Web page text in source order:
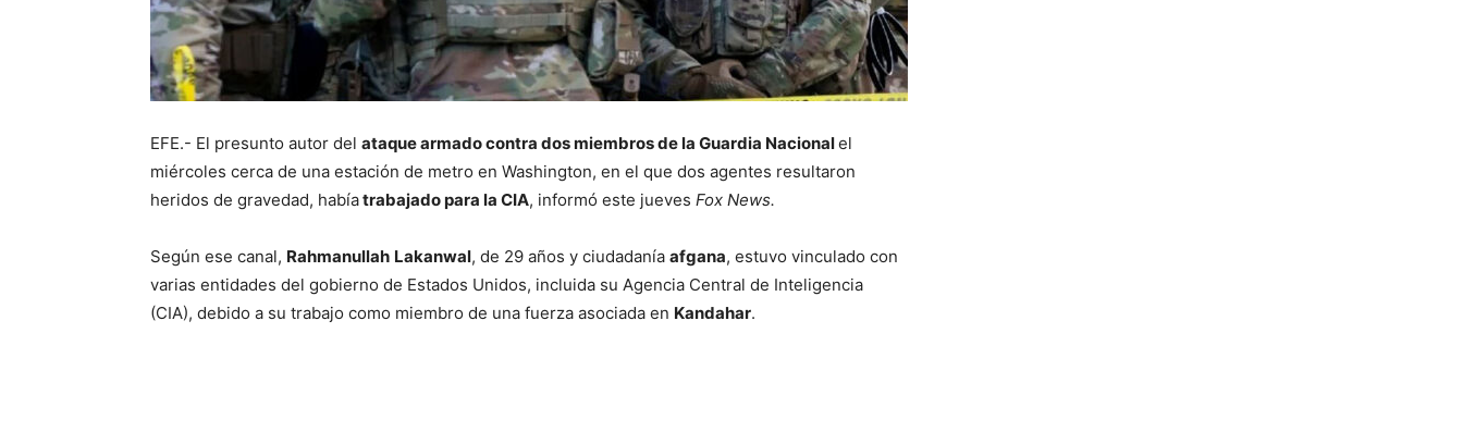
EFE.- El presunto autor del ataque armado contra dos miembros de la Guardia Nacionalel
miércoles cerca de una estación de metro en Washington, en el que dos agentes resultaron
heridos de gravedad, habíatrabajado para la CIA, informó este jueves Fox News.
Según ese canal, Rahmanullah Lakanwal, de 29 años y ciudadanía afgana, estuvo vinculado con
varias entidades del gobierno de Estados Unidos, incluida su Agencia Central de Inteligencia
(CIA), debido a su trabajo como miembro de una fuerza asociada en Kandahar.